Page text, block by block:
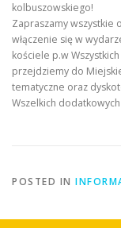
kolbuszowskiego!
Zapraszamy wszystkie
włączenie się w
kościele p.w
przejdziemy do
tematyczne oraz
Wszelkich
POSTED IN